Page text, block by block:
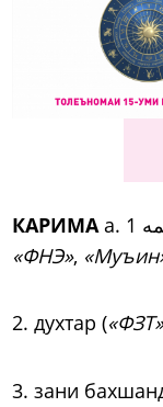
КАРИМА
«ФНЭ»,
2. духтар («ФЗТ»
3. зани